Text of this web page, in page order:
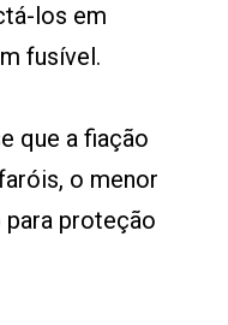
los em
fusível.
que a fiação
o menor
proteção